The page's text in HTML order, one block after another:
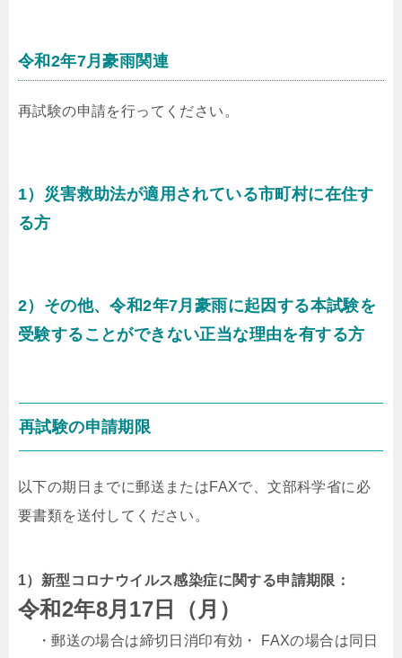
令和2年7月豪雨関連
再試験の申請を行ってください。
1）災害救助法が適用されている市町村に在住す
る方
2）その他、令和2年7月豪雨に起因する本試験を
受験することができない正当な理由を有する方
再試験の申請期限
以下の期日までに郵送またはFAXで、文部科学省に必
要書類を送付してください。
1）新型コロナウイルス感染症に関する申請期限：
令和2年8月17日（月）
・郵送の場合は締切日消印有効・ FAXの場合は同日